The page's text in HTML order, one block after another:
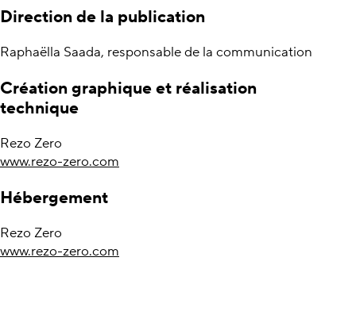
Direction de la publication
Raphaëlla Saada, responsable de la communication
Création graphique et réalisation
technique
Rezo Zero
www.rezo-zero.com
Hébergement
Rezo Zero
www.rezo-zero.com